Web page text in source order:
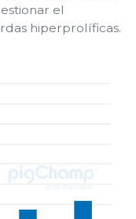
el
hiperprolíficas.